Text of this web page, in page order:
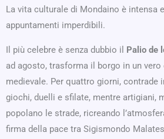
La vita culturale di Mondaino è intensa
appuntamenti imperdibili.
Il più celebre è senza dubbio il Palio de
ad agosto, trasforma il borgo in un
medievale. Per quattro giorni, contrade
giochi, duelli e sfilate, mentre artigiani,
popolano le strade, ricreando
firma della pace tra Sigismondo